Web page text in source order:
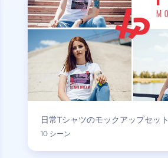
日常Tシャツのモックアップセット
10 シーン